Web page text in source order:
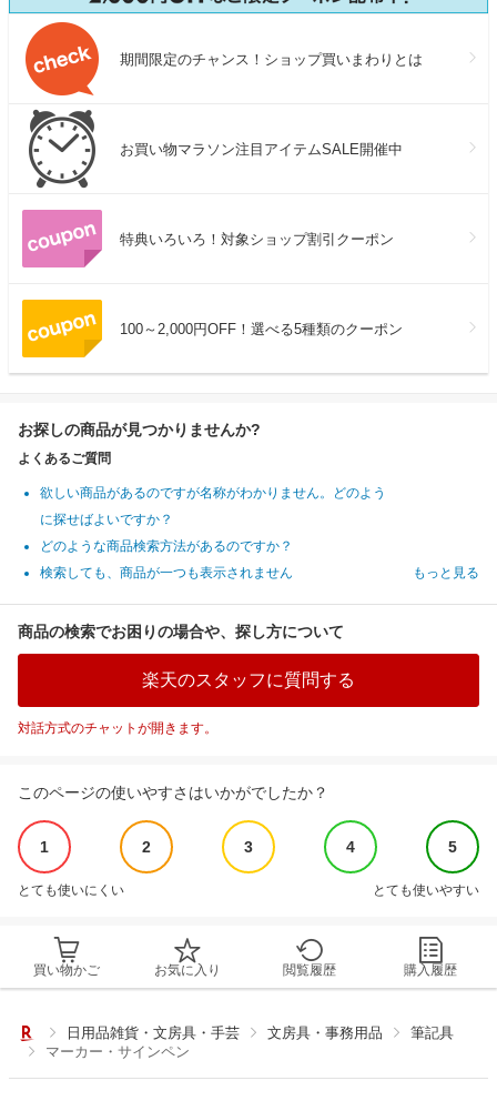
期間限定のチャンス！ショップ買いまわりとは
お買い物マラソン注目アイテムSALE開催中
特典いろいろ！対象ショップ割引クーポン
100～2,000円OFF！選べる5種類のクーポン
お探しの商品が見つかりませんか?
よくあるご質問
欲しい商品があるのですが名称がわかりません。どのよう
に探せばよいですか？
どのような商品検索方法があるのですか？
検索しても、商品が一つも表示されません
もっと見る
商品の検索でお困りの場合や、探し方について
楽天のスタッフに質問する
対話方式のチャットが開きます。
このページの使いやすさはいかがでしたか？
1 2 3 4 5
とても使いにくい とても使いやすい
買い物かご お気に入り 閲覧履歴 購入履歴
日用品雑貨・文房具・手芸 文房具・事務用品
筆記具
マーカー・サインペン